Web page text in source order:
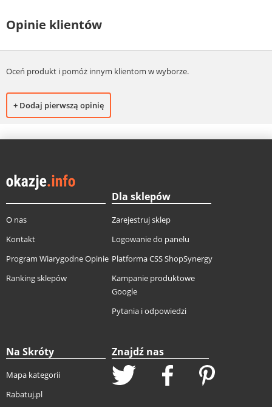
Opinie klientów
Oceń produkt i pomóż innym klientom w wyborze.
+ Dodaj pierwszą opinię
O nas
Kontakt
Program Wiarygodne Opinie
Ranking sklepów
Dla sklepów
Zarejestruj sklep
Logowanie do panelu
Platforma CSS ShopSynergy
Kampanie produktowe
Google
Pytania i odpowiedzi
Na Skróty
Mapa kategorii
Rabatuj.pl
Znajdź nas